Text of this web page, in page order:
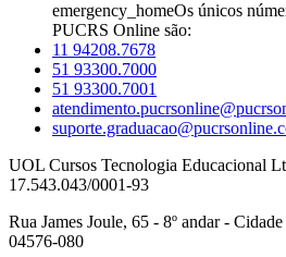
emergency_homeOs únicos
PUCRS Online são:
11 94208.7678
51 93300.7000
51 93300.7001
UOL Cursos Tecnologia Educacional
17.543.043/0001-93
Rua James Joule, 65 - 8º andar -
04576-080